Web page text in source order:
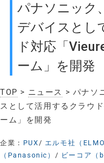
パナソニック
デバイスとし
ド対応「
ーム」を開発
TOP > ニュース > パナソ
スとして活用するクラウ
ーム」を開発
企業： PUX/ エルモ社（ELMO
（Panasonic） / ビーコア（